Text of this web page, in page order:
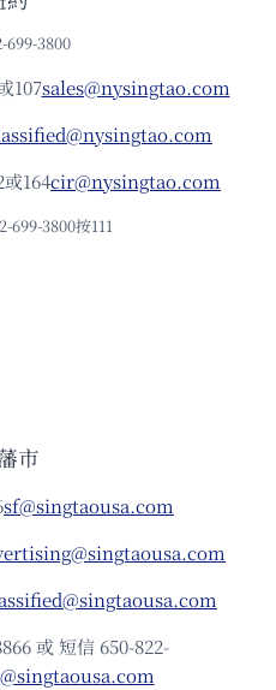
699-3800
107sales@nysingtao.com
或164cir@nysingtao.com
699-3800按111
市
sf@singtaousa.com
或 短信 650-822-